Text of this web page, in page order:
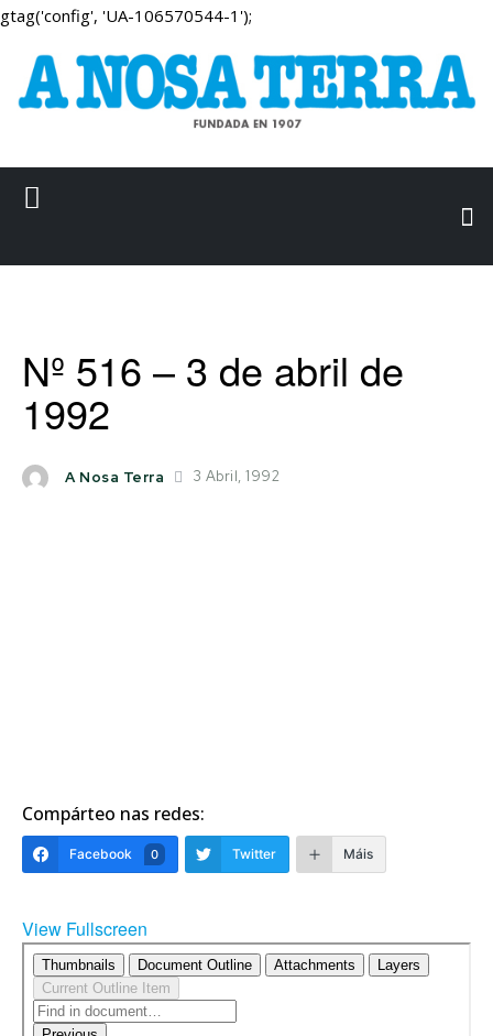
gtag('config', 'UA-106570544-1');
Nº 516 – 3 de abril de
1992
A Nosa Terra 3 Abril, 1992
Compárteo nas redes:
Facebook 0 Twitter Máis
View Fullscreen